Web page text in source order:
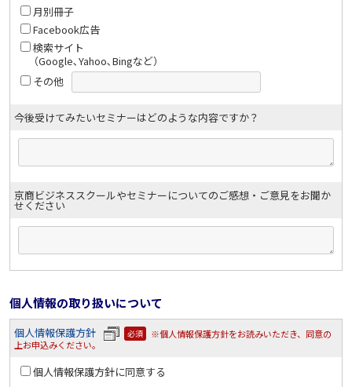
月別冊子
Facebook広告
検索サイト
（Google､Yahoo､Bingなど）
その他
今後受けてみたいセミナーはどのような内容ですか？
京商ビジネススクールやセミナーについてのご感想・ご意見をお聞か
せください
個人情報の取り扱いについて
個人情報保護方針 必須
※個人情報保護方針をお読みいただき、同意の
上お申込みください。
個人情報保護方針に同意する